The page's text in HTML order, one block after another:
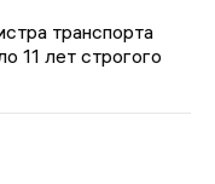
транспорта
11 лет строгого